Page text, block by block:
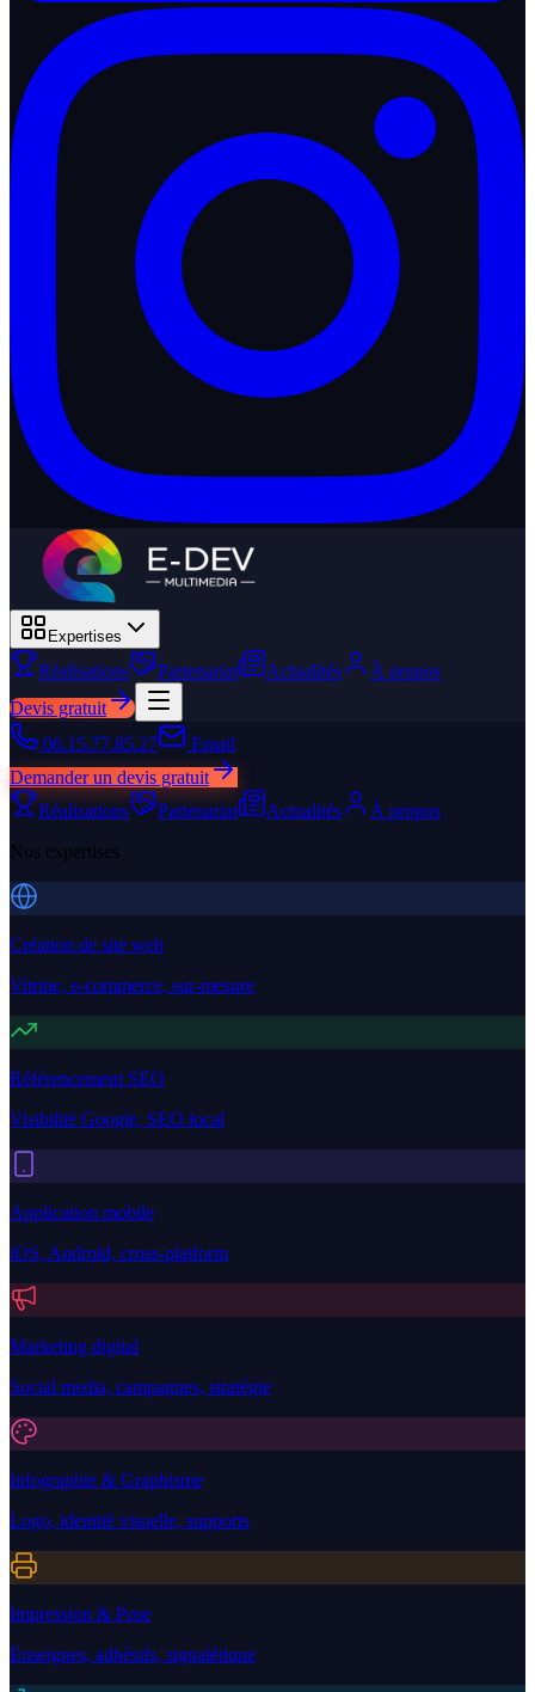
Expertises
Réalisations Partenariat Actualités
À propos
Devis gratuit
06.15.77.85.27
Email
Demander un devis gratuit
Réalisations
Partenariat Actualités
À propos
Nos expertises
Création de site web
Vitrine, e-commerce, sur-mesure
Référencement SEO
Visibilité Google, SEO local
Application mobile
iOS, Android, cross-platform
Marketing digital
Social media, campagnes, stratégie
Infographie & Graphisme
Logo, identité visuelle, supports
Impression & Pose
Enseignes, adhésifs, signalétique